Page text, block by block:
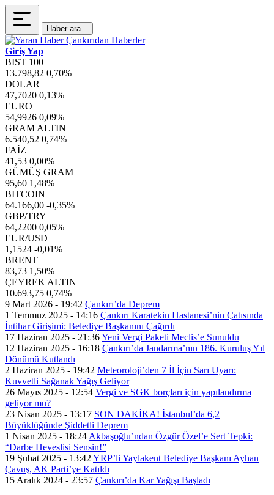
Haber ara...
Giriş Yap
BIST 100
13.798,82 0,70%
DOLAR
47,7020 0,13%
EURO
54,9926 0,09%
GRAM ALTIN
6.540,52 0,74%
FAİZ
41,53 0,00%
GÜMÜŞ GRAM
95,60 1,48%
BITCOIN
64.166,00 -0,35%
GBP/TRY
64,2200 0,05%
EUR/USD
1,1524 -0,01%
BRENT
83,73 1,50%
ÇEYREK ALTIN
10.693,75 0,74%
9 Mart 2026 - 19:42 Çankırı’da Deprem
1 Temmuz 2025 - 14:16 Çankırı Karatekin Hastanesi’nin Çatısında
İntihar Girişimi: Belediye Başkanını Çağırdı
17 Haziran 2025 - 21:36Yeni Vergi Paketi Meclis’e Sunuldu
12 Haziran 2025 - 16:18 Çankırı’da Jandarma’nın 186. Kuruluş Yıl
Dönümü Kutlandı
2 Haziran 2025 - 19:42 Meteoroloji’den 7 İl İçin Sarı Uyarı:
Kuvvetli Sağanak Yağış Geliyor
26 Mayıs 2025 - 12:54 Vergi ve SGK borçları için yapılandırma
geliyor mu?
23 Nisan 2025 - 13:17 SON DAKİKA! İstanbul’da 6,2
Büyüklüğünde Şiddetli Deprem
1 Nisan 2025 - 18:24 Akbaşoğlu’ndan Özgür Özel’e Sert Tepki:
“Darbe Heveslisi Sensin!”
19 Şubat 2025 - 13:42 YRP’li Yaylakent Belediye Başkanı Ayhan
Çavuş, AK Parti’ye Katıldı
15 Aralık 2024 - 23:57 Çankırı’da Kar Yağışı Başladı